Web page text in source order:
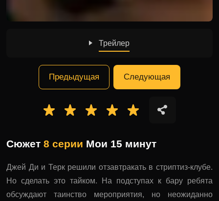
Трейлер
Предыдущая Следующая
Сюжет8 серии Мои 15 минут
Джей Ди и Терк решили отзавтракать в стриптиз-клубе.
Но сделать это тайком. На подступах к бару ребята
обсуждают таинство мероприятия, но неожиданно